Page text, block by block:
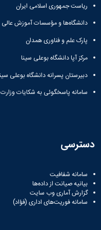
دعاپژوهی
دوفصلنامه
علمی
رویکردهای
حقوق
سیاسی
فصلنامه
مدیریت
آموزش
دوفصلنامه
علمی
پژوهش‌های
نوین
باستان
ریاست جمهوری اسلامی ایران
دانشگاه‌ها و مؤسسات آموزش عالی
پارک علم و فناوری همدان
مرکز آپا دانشگاه بوعلی سینا
دبیرستان پسرانه دانشگاه بوعلی
سامانه پاسخگوئی به شکایات
دسترسی
سامانه شفافیت
بیانیه صیانت از داده‌ها
گزارش آماری وب‌ سایت
سامانه فوریت‌های اداری (فؤاد)